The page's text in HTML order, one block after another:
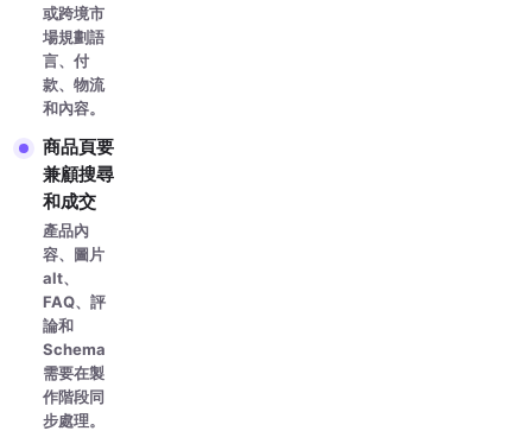
或跨境市
場規劃語
言、付
款、物流
和內容。
商品頁要
兼顧搜尋
和成交
產品內
容、圖片
alt、
FAQ、評
論和
Schema
需要在製
作階段同
步處理。